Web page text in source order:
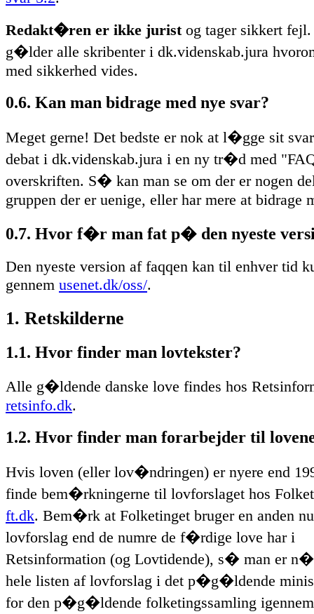
Redakt�ren er ikke juristog tager sikkert fejl.
g�lder alle skribenter i dk.videnskab.jura
med sikkerhed vides.
0.6. Kan man bidrage med nye svar?
Meget gerne! Det bedste er nok at l�gge sit
debat i dk.videnskab.jura i en ny tr�d med
overskriften. S� kan man se om der er nogen
gruppen der er uenige, eller har mere at bidrage
0.7. Hvor f�r man fat p� den nyeste
Den nyeste version af faqqen kan til enhver tid
gennem usenet.dk/oss/.
1. Retskilderne
1.1. Hvor finder man lovtekster?
Alle g�ldende danske love findes hos
retsinfo.dk.
1.2. Hvor finder man forarbejder til
Hvis loven (eller lov�ndringen) er nyere end
finde bem�rkningerne til lovforslaget hos
ft.dk. Bem�rk at Folketinget bruger en anden
lovforslag end de numre de f�rdige love har i
Retsinformation (og Lovtidende), s� man er
hele listen af lovforslag i det p�g�ldende
for den p�g�ldende folketingssamling